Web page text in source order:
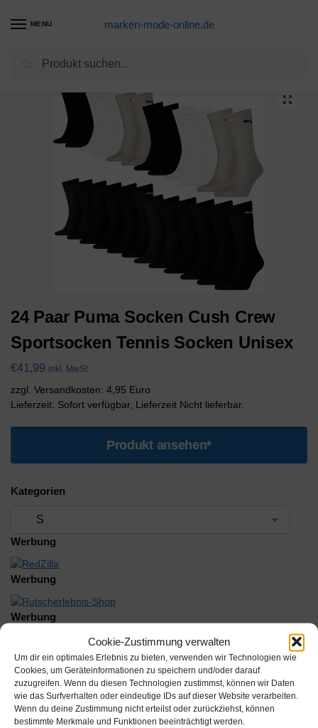
Cookie-Zustimmung verwalten
Um dir ein optimales Erlebnis zu bieten, verwenden wir Technologien wie
Cookies, um Geräteinformationen zu speichern und/oder darauf
zuzugreifen. Wenn du diesen Technologien zustimmst, können wir Daten
wie das Surfverhalten oder eindeutige IDs auf dieser Website verarbeiten.
Wenn du deine Zustimmung nicht erteilst oder zurückziehst, können
bestimmte Merkmale und Funktionen beeinträchtigt werden.
MENU marken-mode-online.de
Marke Puma / S
24 Paar Puma Socken Cush Crew
Sportsocken Tennis Socken Unisex
€41,99 inkl. MwSt.
zzgl. Versandkosten: 4,95 Euro
Lieferzeit: Sofort verfügbar, Lieferzeit Nicht lieferbar.
Produkt ansehen*
Kategorien
Werbung
Werbung
Werbung
Beschreibung